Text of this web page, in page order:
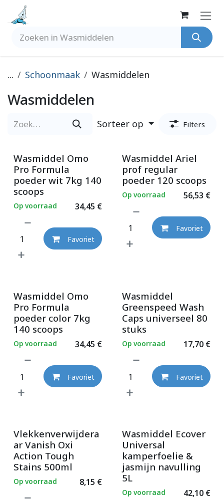
Overslaan naar inhoud
... Schoonmaak Wasmiddelen
Wasmiddelen
Sorteer op Filters
Wasmiddel Omo
Pro Formula
poeder wit 7kg 140
scoops
34,45 €
Op voorraad
Favoriet
Wasmiddel Ariel
prof regular
poeder 120 scoops
56,53 €
Op voorraad
Favoriet
Wasmiddel Omo
Pro Formula
poeder color 7kg
140 scoops
34,45 €
Op voorraad
Favoriet
Wasmiddel
Greenspeed Wash
Caps universeel 80
stuks
17,70€
Op voorraad
Favoriet
Vlekkenverwijdera
ar Vanish Oxi
Action Tough
Stains 500ml
8,15 €
Op voorraad
Wasmiddel Ecover
Universal
kamperfoelie &
jasmijn navulling
5L
42,10€
Op voorraad